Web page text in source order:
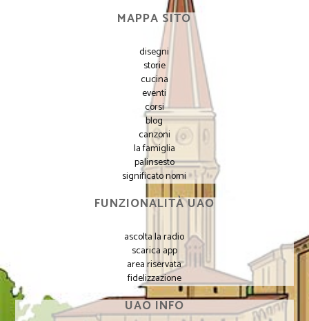
MAPPA SITO
disegni
storie
cucina
eventi
corsi
blog
canzoni
la famiglia
palinsesto
significato nomi
FUNZIONALITÀ UAO
ascolta la radio
scarica app
area riservata
fidelizzazione
UAO INFO